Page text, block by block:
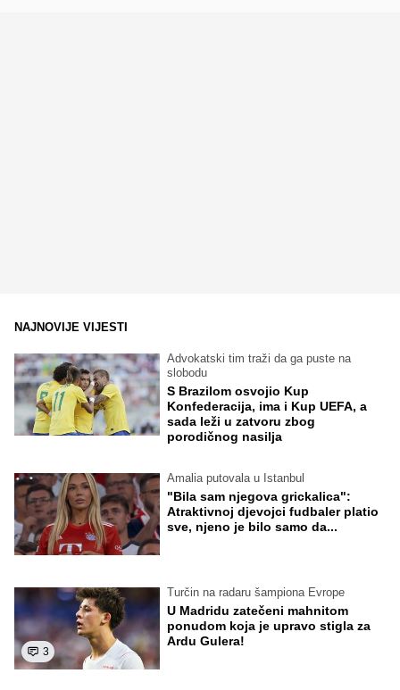
NAJNOVIJE VIJESTI
Advokatski tim traži da ga puste na
slobodu
S Brazilom osvojio Kup
Konfederacija, ima i Kup UEFA, a
sada leži u zatvoru zbog
porodičnog nasilja
Amalia putovala u Istanbul
"Bila sam njegova grickalica":
Atraktivnoj djevojci fudbaler platio
sve, njeno je bilo samo da...
3
Turčin na radaru šampiona Evrope
U Madridu zatečeni mahnitom
ponudom koja je upravo stigla za
Ardu Gulera!